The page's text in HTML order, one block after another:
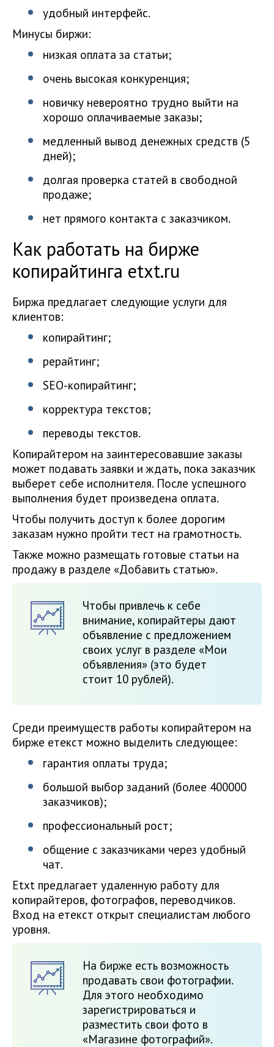
удобный интерфейс.
Минусы биржи:
низкая оплата за статьи;
очень высокая конкуренция;
новичку невероятно трудно выйти на
хорошо оплачиваемые заказы;
медленный вывод денежных средств (5
дней);
долгая проверка статей в свободной
продаже;
нет прямого контакта с заказчиком.
Как работать на бирже
копирайтинга etxt.ru
Биржа предлагает следующие услуги для
клиентов:
копирайтинг;
рерайтинг;
SEO-копирайтинг;
корректура текстов;
переводы текстов.
Копирайтером на заинтересовавшие заказы
может подавать заявки и ждать, пока заказчик
выберет себе исполнителя. После успешного
выполнения будет произведена оплата.
Чтобы получить доступ к более дорогим
заказам нужно пройти тест на грамотность.
Также можно размещать готовые статьи на
продажу в разделе «Добавить статью».
Чтобы привлечь к себе
внимание, копирайтеры дают
объявление с предложением
своих услуг в разделе «Мои
объявления» (это будет
стоит 10 рублей).
Среди преимуществ работы копирайтером на
бирже етекст можно выделить следующее:
гарантия оплаты труда;
большой выбор заданий (более 400000
заказчиков);
профессиональный рост;
общение с заказчиками через удобный
чат.
Etxt предлагает удаленную работу для
копирайтеров, фотографов, переводчиков.
Вход на етекст открыт специалистам любого
уровня.
На бирже есть возможность
продавать свои фотографии.
Для этого необходимо
зарегистрироваться и
разместить свои фото в
«Магазине фотографий».